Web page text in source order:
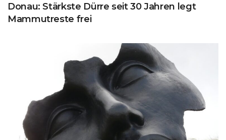
Donau: Stärkste Dürre seit 30 Jahren legt
Mammutreste frei